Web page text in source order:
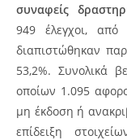
συναφείς
949 έλεγχοι, από
διαπιστώθηκαν
53,2%. Συνολικά
οποίων 1.095
μη έκδοση ή
επίδειξη